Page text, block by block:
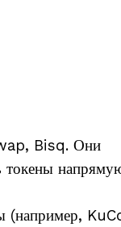
Bisq. Они
токены
(например,